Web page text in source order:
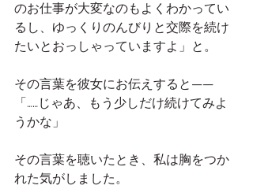
のお仕事が大変なのもよくわかってい
るし、ゆっくりのんびりと交際を続け
たいとおっしゃっていますよ」と。
その言葉を彼女にお伝えすると——
「……じゃあ、もう少しだけ続けてみよ
うかな」
その言葉を聴いたとき、私は胸をつか
れた気がしました。